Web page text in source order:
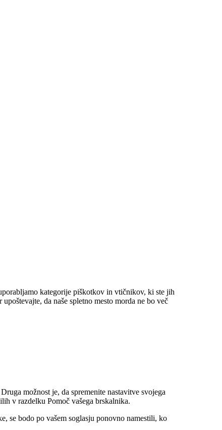
kategorije piškotkov in vtičnikov, ki ste jih
da naše spletno mesto morda ne bo več
možnost je, da spremenite nastavitve svojega
v razdelku Pomoč vašega brskalnika.
se bodo po vašem soglasju ponovno namestili, ko